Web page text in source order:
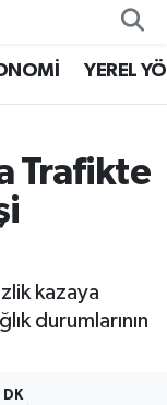
YEREL
Trafikte
kazaya
durumlarının
1 DK